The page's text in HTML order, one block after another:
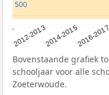
2012-20132014-20152016-
500
500
Bovenstaande grafiek
schooljaar voor alle
Zoeterwoude.